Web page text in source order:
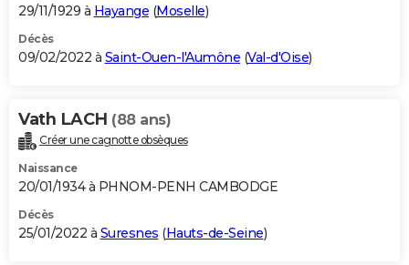
29/11/1929 à Hayange (Moselle)
Décès
09/02/2022 à Saint-Ouen-l'Aumône (Val-d'Oise)
Vath LACH (88 ans)
Créer une cagnotte obsèques
Naissance
20/01/1934 à PHNOM-PENH CAMBODGE
Décès
25/01/2022 à Suresnes (Hauts-de-Seine)